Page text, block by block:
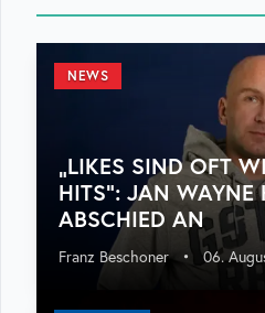
NEWS
„LIKES SIND OFT
HITS“: JAN WAYNE
ABSCHIED AN
Franz Beschoner • 06.